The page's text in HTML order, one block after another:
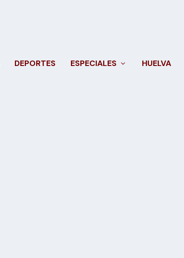
DEPORTES ESPECIALES HUELVA